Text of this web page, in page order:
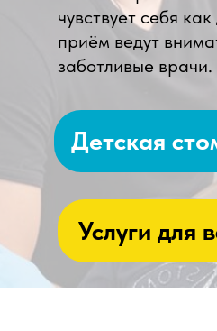
Детская
Услуги для
чувствует себя
приём ведут
заботливые врачи.